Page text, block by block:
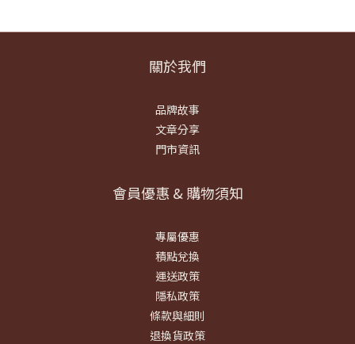
關於我們
品牌故事
文章分享
門市資訊
會員優惠 & 購物須知
專屬優惠
積點兌換
運送政策
隱私政策
條款與細則
退換貨政策